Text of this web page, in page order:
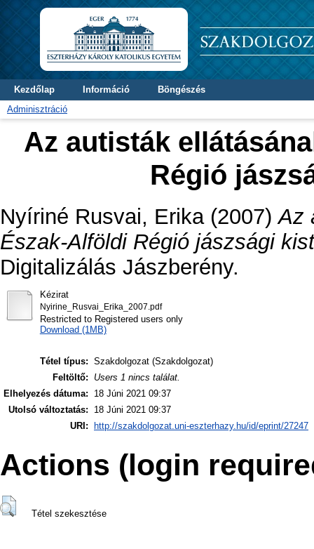
Kezdőlap Információ
Böngészés
Adminisztráció
Az autisták
Régió
Nyíriné Rusvai, Erika(2007)Az
Észak-Alföldi Régió jászsági
Digitalizálás Jászberény.
Kézirat
Nyirine_Rusvai_Erika_2007.pdf
Restricted to Registered users only
Download (1MB)
Tétel típus: Szakdolgozat (Szakdolgozat)
Feltöltő:
Users 1 nincs találat.
Elhelyezés dátuma:
18 Júni 2021 09:37
Utolsó változtatás:
18 Júni 2021 09:37
URI:
http://szakdolgozat.uni-eszterhazy.hu/id/eprint/27247
Actions (login
Tétel szekesztése